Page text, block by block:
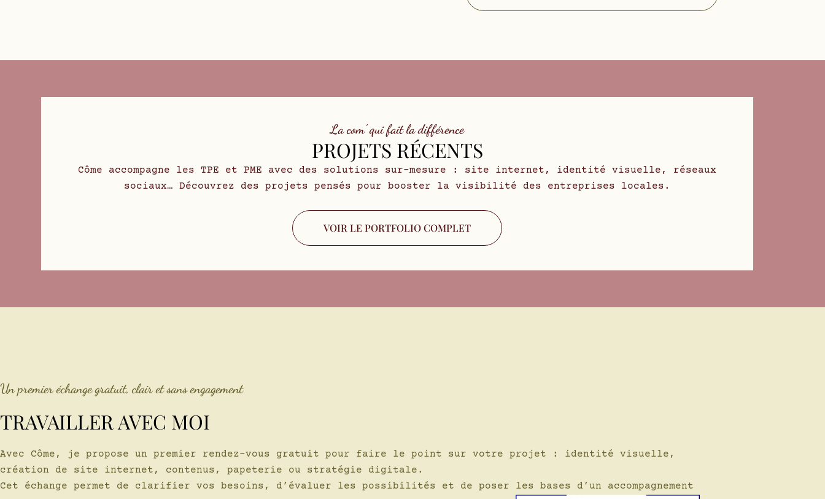
La com’ qui fait la différence
PROJETS RÉCENTS
Côme accompagne les TPE et PME avec des solutions sur-mesure : site internet, identité visuelle, réseaux
sociaux… Découvrez des projets pensés pour booster la visibilité des entreprises locales.
VOIR LE PORTFOLIO COMPLET
Un premier échange gratuit, clair et sans engagement
TRAVAILLER AVEC MOI
Avec Côme, je propose un premier rendez-vous gratuit pour faire le point sur votre projet : identité visuelle,
création de site internet, contenus, papeterie ou stratégie digitale.
Cet échange permet de clarifier vos besoins, d’évaluer les possibilités et de poser les bases d’un accompagnement